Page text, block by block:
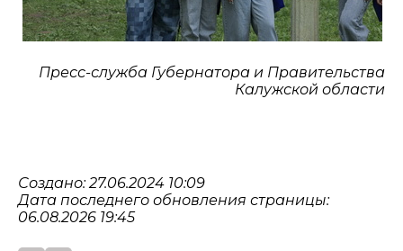
Пресс-служба Губернатора и Правительства
Калужской области
Создано: 27.06.2024 10:09
Дата последнего обновления страницы:
06.08.2026 19:45